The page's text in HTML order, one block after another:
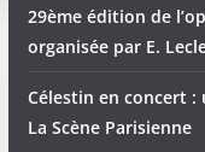
29ème édition de
organisée par E.
Célestin en concert :
La Scène Parisienne